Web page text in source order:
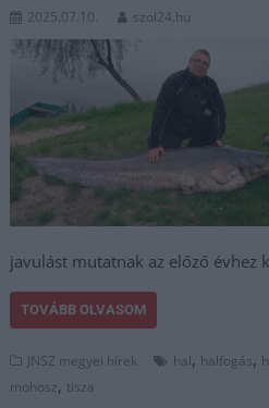
2025.07.10. szol24.hu
javulást mutatnak az előző évhez
TOVÁBB OLVASOM
JNSZ megyei hírek hal, halfogás,
mohosz, tisza